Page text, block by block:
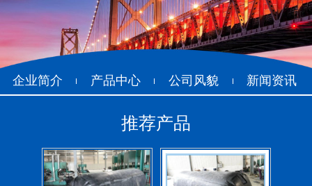
企业简介 产品中心 公司风貌 新闻资讯
推荐产品
污水管道封堵气囊 管道堵水气囊
管道封堵气囊的注意事
管道封堵气囊